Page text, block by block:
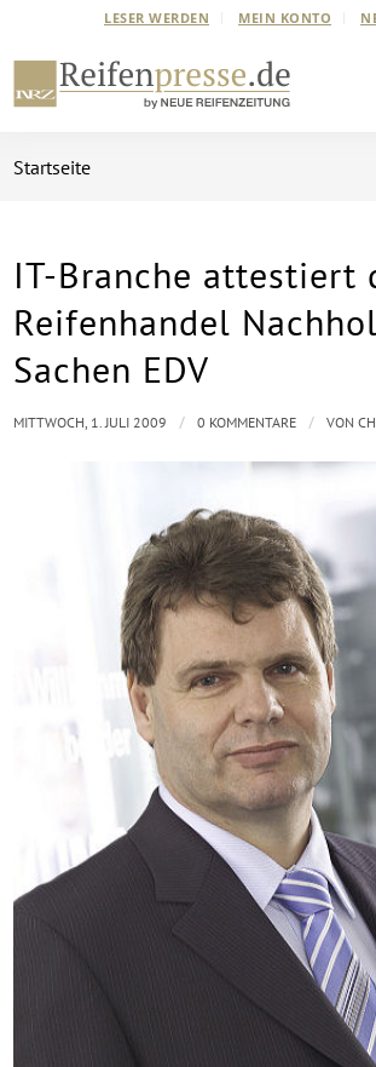
LESER WERDEN MEIN KONTO
Startseite
IT-Branche attestiert
Reifenhandel
Sachen EDV
MITTWOCH, 1. JULI 2009 / 0 KOMMENTARE / VON